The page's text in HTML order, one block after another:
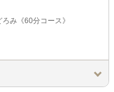
み《60分コース》